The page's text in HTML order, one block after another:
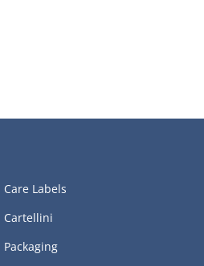
Care Labels
Cartellini
Packaging